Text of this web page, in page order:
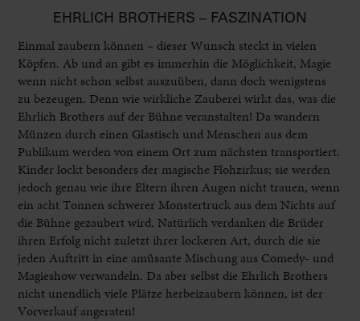
EHRLICH BROTHERS – FASZINATION
Einmal zaubern können – dieser Wunsch steckt in vielen
Köpfen. Ab und an gibt es immerhin die Möglichkeit, Magie
wenn nicht schon selbst auszuüben, dann doch wenigstens
zu bezeugen. Denn wie wirkliche Zauberei wirkt das, was die
Ehrlich Brothers auf der Bühne veranstalten! Da wandern
Münzen durch einen Glastisch und Menschen aus dem
Publikum werden von einem Ort zum nächsten transportiert.
Kinder lockt besonders der magische Flohzirkus; sie werden
jedoch genau wie ihre Eltern ihren Augen nicht trauen, wenn
ein acht Tonnen schwerer Monstertruck aus dem Nichts auf
die Bühne gezaubert wird. Natürlich verdanken die Brüder
ihren Erfolg nicht zuletzt ihrer lockeren Art, durch die sie
jeden Auftritt in eine amüsante Mischung aus Comedy- und
Magieshow verwandeln. Da aber selbst die Ehrlich Brothers
nicht unendlich viele Plätze herbeizaubern können, ist der
Vorverkauf angeraten!